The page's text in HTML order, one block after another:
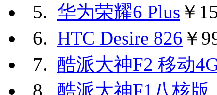
5. 华为荣耀6 Plus ￥
6. HTC Desire 826 ￥
7. 酷派大神F2 移动
8. 酷派大神F1八核版